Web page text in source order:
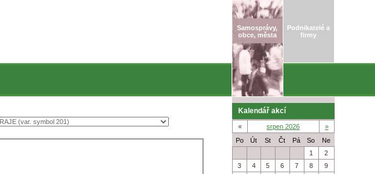
Samosprávy,
obce, města
Podnikatelé a
firmy
Kalendář akcí
« srpen 2026
»
Po
Út St Čt Pá So
Ne
1
2
3
4 5 6 7 8
9